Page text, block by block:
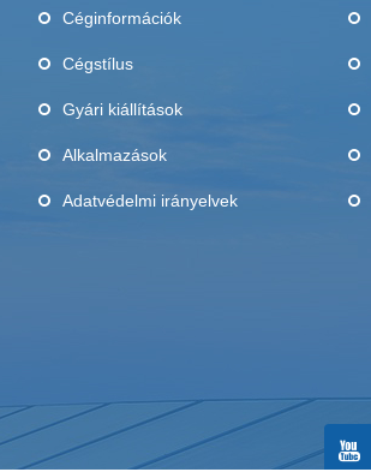
Céginformációk
Cégstílus
Gyári kiállítások
Alkalmazások
Adatvédelmi irányelvek
